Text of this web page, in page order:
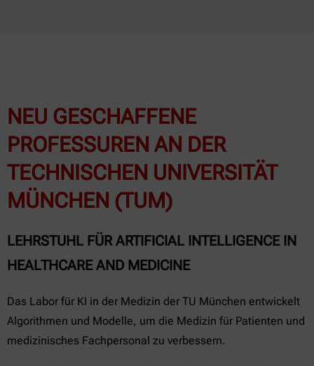
NEU GESCHAFFENE
PROFESSUREN AN DER
TECHNISCHEN UNIVERSITÄT
MÜNCHEN (TUM)
LEHRSTUHL FÜR ARTIFICIAL INTELLIGENCE IN
HEALTHCARE AND MEDICINE
Das Labor für KI in der Medizin der TU München entwickelt
Algorithmen und Modelle, um die Medizin für Patienten und
medizinisches Fachpersonal zu verbessern.